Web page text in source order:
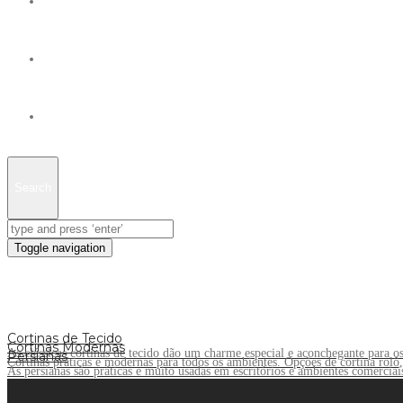
Toggle navigation
Cortinas de Tecido
As clássicas cortinas de tecido dão um charme especial e aconchegante para
Cortinas Modernas
Cortinas práticas e modernas para todos os ambientes. Opções de cortina
Persianas
As persianas são práticas e muito usadas em escritórios e ambientes